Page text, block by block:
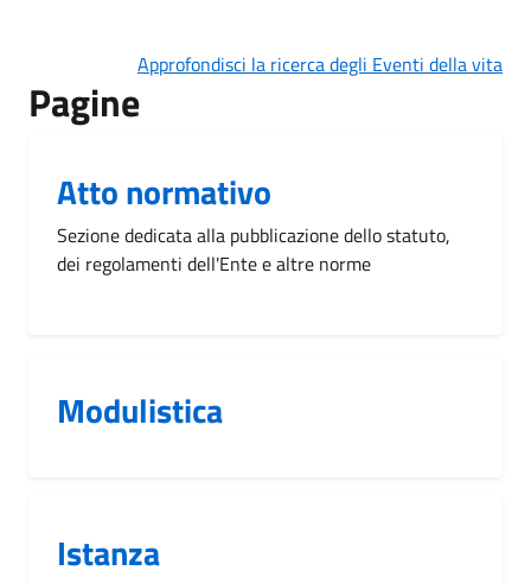
Approfondisci la ricerca degli Eventi della vita
Pagine
Atto normativo
Sezione dedicata alla pubblicazione dello statuto,
dei regolamenti dell'Ente e altre norme
Modulistica
Istanza